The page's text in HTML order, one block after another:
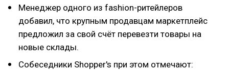
Менеджер одного из fashion-ритейлеров
добавил, что крупным продавцам маркетплейс
предложил за свой счёт перевезти товары на
новые склады.
Собеседники Shopper's при этом отмечают: